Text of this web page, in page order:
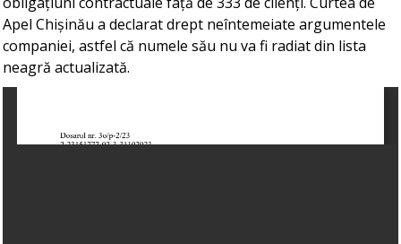
Apel Chișinău a declarat drept neîntemeiate argumentele
companiei, astfel că numele său nu va fi radiat din lista
neagră actualizată.